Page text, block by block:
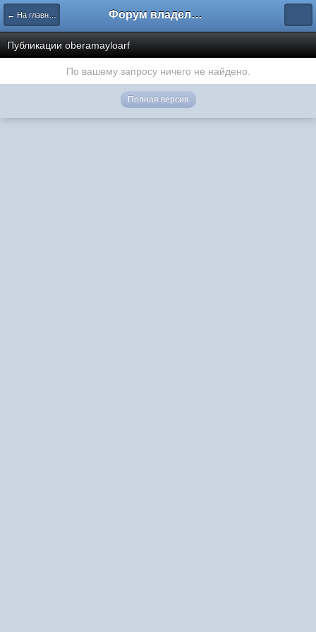
← На главную Форум владельцев интернет-магазинов
Публикации oberamayloarf
По вашему запросу ничего не найдено.
Полная версия